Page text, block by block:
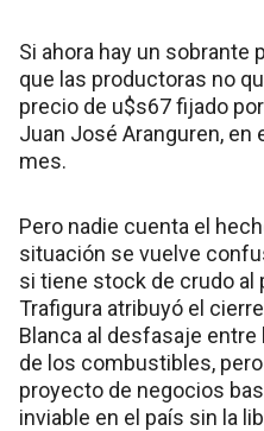
Si ahora hay un sobrante
que las productoras no
precio de u$s67 fijado
Juan José Aranguren, en
mes.
Pero nadie cuenta el
situación se vuelve
si tiene stock de crudo al
Trafigura atribuyó el
Blanca al desfasaje
de los combustibles,
proyecto de negocios
inviable en el país sin la